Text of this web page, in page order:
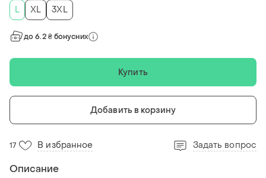
L
XL 3XL
до 6.2 ₴ бонусних
Купить
Добавить в корзину
17 В избранное Задать вопрос
Описание